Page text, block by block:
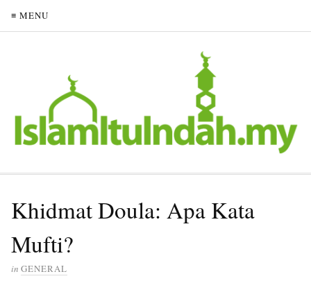
≡ MENU
Khidmat Doula: Apa Kata
Mufti?
in GENERAL